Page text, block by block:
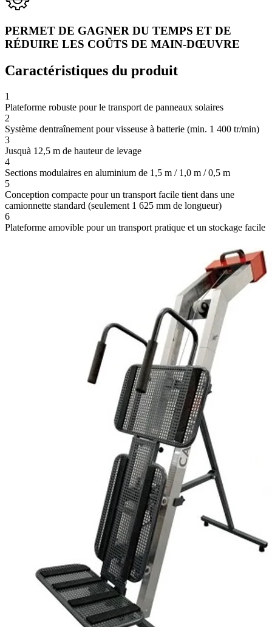
PERMET DE GAGNER DU TEMPS ET DE
RÉDUIRE LES COÛTS DE MAIN-DŒUVRE
Caractéristiques du produit
1
Plateforme robuste pour le transport de panneaux solaires
2
Système dentraînement pour visseuse à batterie (min. 1 400 tr/min)
3
Jusquà 12,5 m de hauteur de levage
4
Sections modulaires en aluminium de 1,5 m / 1,0 m / 0,5 m
5
Conception compacte pour un transport facile tient dans une
camionnette standard (seulement 1 625 mm de longueur)
6
Plateforme amovible pour un transport pratique et un stockage facile